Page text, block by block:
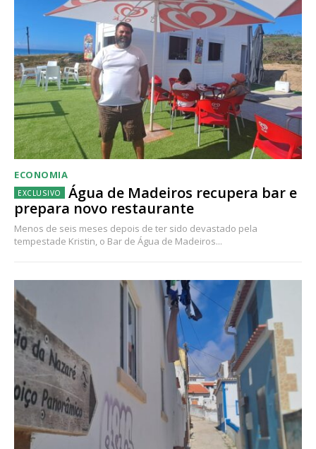
ECONOMIA
Água de Madeiros recupera bar e
prepara novo restaurante
Menos de seis meses depois de ter sido devastado pela
tempestade Kristin, o Bar de Água de Madeiros...